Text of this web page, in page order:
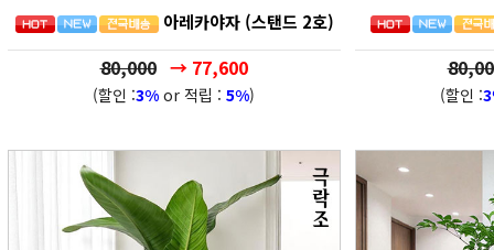
아레카야자 (스탠드 2호)
80,000 → 77,600
(할인 :3% or 적립 : 5%) (할인 :